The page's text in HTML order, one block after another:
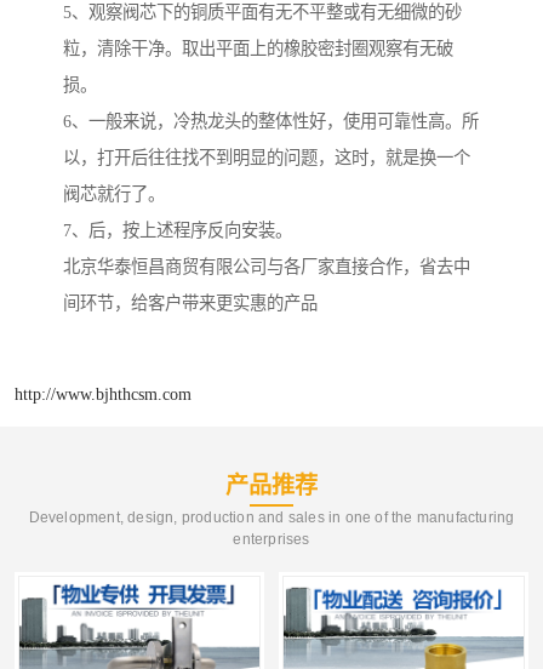
5、观察阀芯下的铜质平面有无不平整或有无细微的砂
粒，清除干净。取出平面上的橡胶密封圈观察有无破
损。
6、一般来说，冷热龙头的整体性好，使用可靠性高。所
以，打开后往往找不到明显的问题，这时，就是换一个
阀芯就行了。
7、后，按上述程序反向安装。
北京华泰恒昌商贸有限公司与各厂家直接合作，省去中
间环节，给客户带来更实惠的产品
http://www.bjhthcsm.com
产品推荐
Development, design, production and sales in one of the manufacturing
enterprises